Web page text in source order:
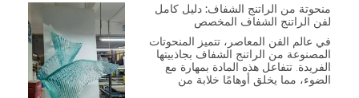
منحوتة من الراتنج الشفاف: دليل كامل
لفن الراتنج الشفاف المخصص
في عالم الفن المعاصر، تتميز المنحوتات
المصنوعة من الراتنج الشفاف بجاذبيتها
الفريدة. تتفاعل هذه المادة بمهارة مع
الضوء، مما يخلق أوهامًا خلابة من